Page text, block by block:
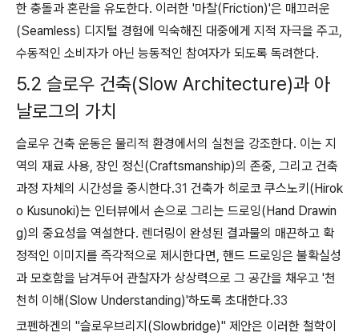
한 충돌과 혼란을 유도한다. 이러한 '마찰(Friction)'은 매끄러운
(Seamless) 디지털 경험에 익숙해진 대중에게 지적 자극을 주고,
수동적인 소비자가 아닌 능동적인 참여자가 되도록 독려한다.
5.2 슬로우 건축(Slow Architecture)과 아
날로그의 가치
슬로우 건축 운동은 물리적 환경에서의 실천을 강조한다. 이는 지
역의 재료 사용, 장인 정신(Craftsmanship)의 존중, 그리고 건축
과정 자체의 시간성을 중시한다.31 건축가 히로코 쿠스노키(Hirok
o Kusunoki)는 인터뷰에서 손으로 그리는 드로잉(Hand Drawin
g)의 중요성을 역설한다. 렌더링이 완성된 결과물의 매끈하고 확
정적인 이미지를 즉각적으로 제시한다면, 핸드 드로잉은 불확실성
과 모호함을 남겨두어 관찰자가 상상력으로 그 공간을 채우고 '천
천히 이해(Slow Understanding)'하도록 초대한다.33
코펜하겐의 "슬로우브리지(Slowbridge)" 제안은 이러한 철학이